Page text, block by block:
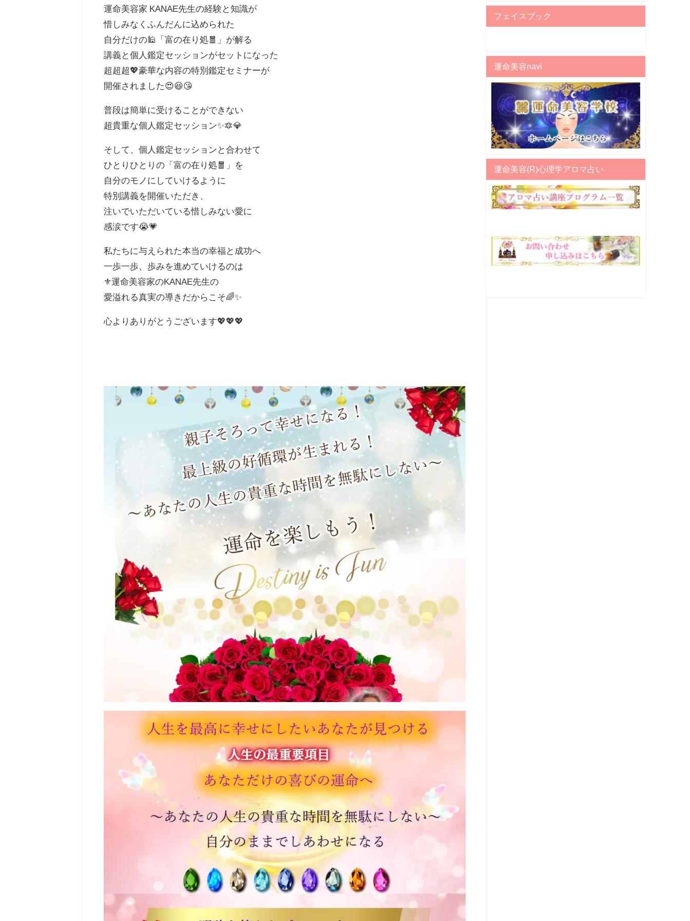
運命美容家 KANAE先生の経験と知識が
惜しみなくふんだんに込められた
自分だけの🕌「富の在り処🧧」が解る
講義と個人鑑定セッションがセットになった
超超超💖豪華な内容の特別鑑定セミナーが
開催されました😍😆😘
普段は簡単に受けることができない
超貴重な個人鑑定セッション✨🔯💎
そして、個人鑑定セッションと合わせて
ひとりひとりの「富の在り処🧧」を
自分のモノにしていけるように
特別講義を開催いただき、
注いでいただいている惜しみない愛に
感涙です😭💗
私たちに与えられた本当の幸福と成功へ
一歩一歩、歩みを進めていけるのは
⚜️運命美容家のKANAE先生の
愛溢れる真実の導きだからこそ🌈✨
心よりありがとうございます💖💖💖
フェイスブック
運命美容navi
運命美容(R)心理学アロマ占い